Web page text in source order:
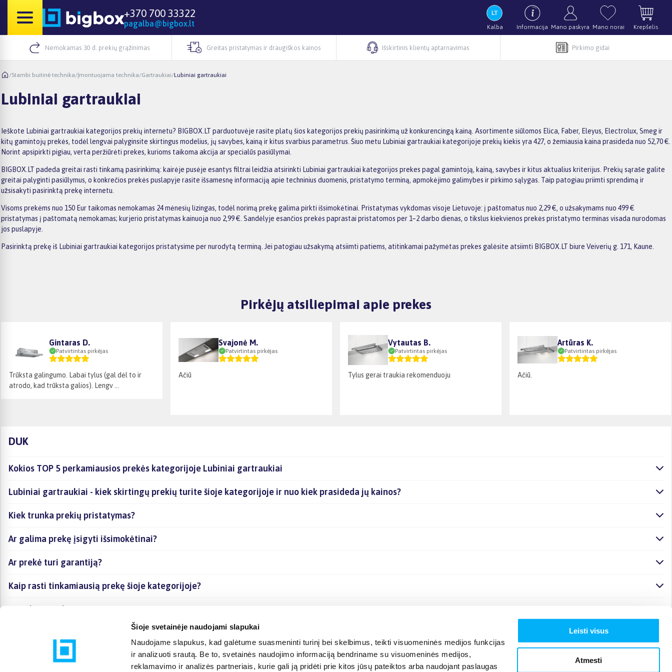
Šioje svetainėje naudojami slapukai
Naudojame slapukus, kad galėtume suasmeninti turinį bei skelbimus, teikti visuomeninės medijos funkcijas
ir analizuoti srautą. Be to, svetainės naudojimo informaciją bendriname su visuomeninės medijos,
reklamavimo ir analizės partneriais, kurie gali ją pridėti prie kitos jūsų pateiktos arba naudojant paslaugas
Leisti visus
Atmesti
+370 700 33322
pagalba@bigbox.lt Kalba Informacija Mano paskyra Mano norai Krepšelis
Nemokamas 30 d. prekių grąžinimas Greitas pristatymas ir draugiškos kainos Išskirtinis klientų aptarnavimas Pirkimo gidai
/Stambi buitinė technika/Įmontuojama technika/Gartraukiai/Lubiniai gartraukiai
Lubiniai gartraukiai
Ieškote Lubiniai gartraukiai kategorijos prekių internetu? BIGBOX.LT parduotuvėje rasite platų šios kategorijos prekių pasirinkimą už konkurencingą kainą. Asortimente siūlomos Elica, Faber, Eleyus, Electrolux, Smeg ir
kitų gamintojų prekės, todėl lengvai palyginsite skirtingus modelius, jų savybes, kainą ir kitus svarbius parametrus. Šiuo metu Lubiniai gartraukiai kategorijoje prekių kiekis yra 427, o žemiausia kaina prasideda nuo 52,70 €.
Norint apsipirkti pigiau, verta peržiūrėti prekes, kurioms taikoma akcija ar specialūs pasiūlymai.
BIGBOX.LT padeda greitai rasti tinkamą pasirinkimą: kairėje pusėje esantys filtrai leidžia atsirinkti Lubiniai gartraukiai kategorijos prekes pagal gamintoją, kainą, savybes ir kitus aktualius kriterijus. Prekių sąraše galite
greitai palyginti pasiūlymus, o konkrečios prekės puslapyje rasite išsamesnę informaciją apie techninius duomenis, pristatymo terminą, apmokėjimo galimybes ir pirkimo sąlygas. Taip patogiau priimti sprendimą ir
užsisakyti pasirinktą prekę internetu.
Visoms prekėms nuo 150 Eur taikomas nemokamas 24 mėnesių lizingas, todėl norimą prekę galima pirkti išsimokėtinai. Pristatymas vykdomas visoje Lietuvoje: į paštomatus nuo 2,29 €, o užsakymams nuo 499 €
pristatymas į paštomatą nemokamas; kurjerio pristatymas kainuoja nuo 2,99 €. Sandėlyje esančios prekės paprastai pristatomos per 1–2 darbo dienas, o tikslus kiekvienos prekės pristatymo terminas visada nurodomas
jos puslapyje.
Pasirinktą prekę iš Lubiniai gartraukiai kategorijos pristatysime per nurodytą terminą. Jei patogiau užsakymą atsiimti patiems, atitinkamai pažymėtas prekes galėsite atsiimti BIGBOX.LT biure Veiverių g. 171, Kaune.
Pirkėjų atsiliepimai apie prekes
Gintaras D.
Patvirtintas pirkėjas
Trūksta galingumo. Labai tylus (gal dėl to ir
atrodo, kad trūksta galios). Lengv ...
Svajonė M.
Patvirtintas pirkėjas
Ačiū
Vytautas B.
Patvirtintas pirkėjas
Tylus gerai traukia rekomenduoju
Artūras K.
Patvirtintas pirkėjas
Ačiū.
DUK
Kokios TOP 5 perkamiausios prekės kategorijoje Lubiniai gartraukiai
Lubiniai gartraukiai - kiek skirtingų prekių turite šioje kategorijoje ir nuo kiek prasideda jų kainos?
Kiek trunka prekių pristatymas?
Ar galima prekę įsigyti išsimokėtinai?
Ar prekė turi garantiją?
Kaip rasti tinkamiausią prekę šioje kategorijoje?
Ar galima prekę atsiimti vietoje?